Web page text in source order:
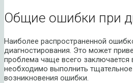
Общие ошибки при
Наиболее распространенной
диагностирования. Это может
проблема чаще всего заключается
необходимо выполнить
возникновения ошибки.